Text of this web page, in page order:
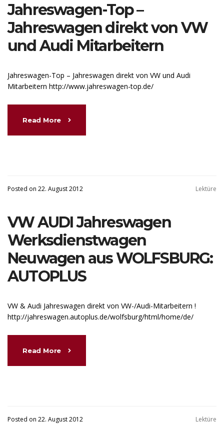
Jahreswagen-Top –
Jahreswagen direkt von VW
und Audi Mitarbeitern
Jahreswagen-Top – Jahreswagen direkt von VW und Audi
Mitarbeitern http://www.jahreswagen-top.de/
Read More
Posted on 22. August 2012 Lektüre
VW AUDI Jahreswagen
Werksdienstwagen
Neuwagen aus WOLFSBURG:
AUTOPLUS
VW & Audi Jahreswagen direkt von VW-/Audi-Mitarbeitern !
http://jahreswagen.autoplus.de/wolfsburg/html/home/de/
Read More
Posted on 22. August 2012 Lektüre